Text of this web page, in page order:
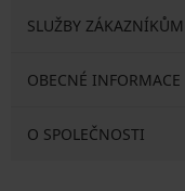
SLUŽBY ZÁKAZNÍKŮM
OBECNÉ INFORMACE
O SPOLEČNOSTI